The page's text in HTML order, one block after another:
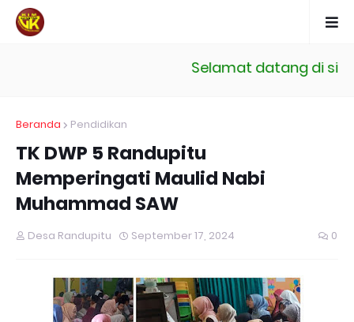
Selamat datang di situs
Beranda Pendidikan
TK DWP 5 Randupitu
Memperingati Maulid Nabi
Muhammad SAW
Desa Randupitu September 17, 2024 0